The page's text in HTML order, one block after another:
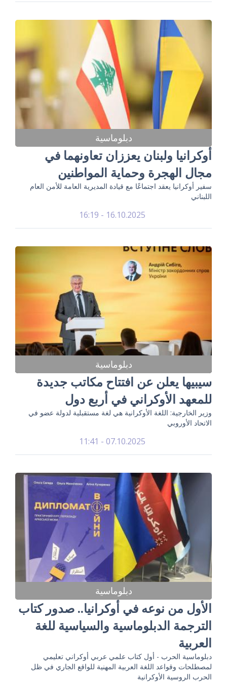
دبلوماسية
أوكرانيا ولبنان يعززان تعاونهما في
مجال الهجرة وحماية المواطنين
سفير أوكرانيا يعقد اجتماعًا مع قيادة المديرية العامة للأمن العام
اللبناني
16.10.2025 - 16:19
دبلوماسية
سيبيها يعلن عن افتتاح مكاتب جديدة
للمعهد الأوكراني في أربع دول
وزير الخارجية: اللغة الأوكرانية هي لغة مستقبلية لدولة عضو في
الاتحاد الأوروبي
07.10.2025 - 11:41
دبلوماسية
الأول من نوعه في أوكرانيا.. صدور كتاب
الترجمة الدبلوماسية والسياسية للغة
العربية
دبلوماسية الحرب - أول كتاب علمي عربي أوكراني تعليمي
لمصطلحات وقواعد اللغة العربية المهنية للواقع الجاري في ظل
الحرب الروسية الأوكرانية